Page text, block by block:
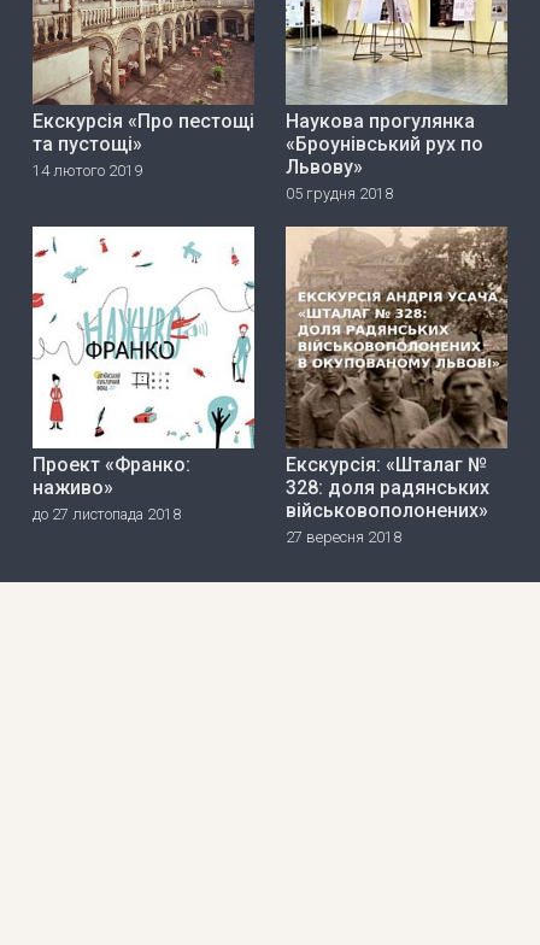
Екскурсія «Про пестощі
та пустощі»
14 лютого 2019
Наукова прогулянка
«Броунівський рух по
Львову»
05 грудня 2018
Проект «Франко:
наживо»
до 27 листопада 2018
Екскурсія: «Шталаг №
328: доля радянських
військовополонених»
27 вересня 2018